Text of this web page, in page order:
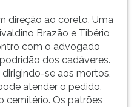
direção ao coreto. Uma
Brazão e Tibério
com o advogado
dos cadáveres.
se aos mortos,
atender o pedido,
cemitério. Os patrões